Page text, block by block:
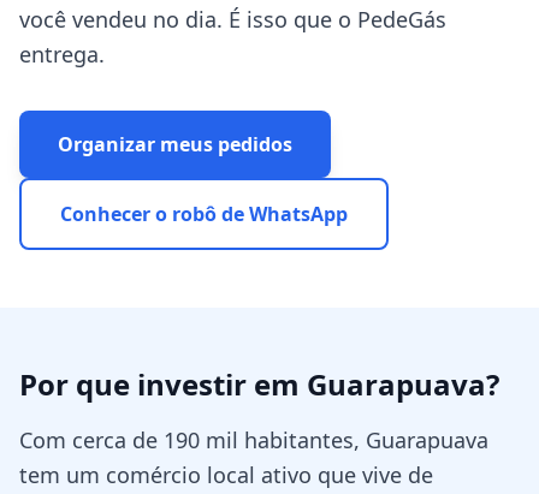
você vendeu no dia. É isso que o PedeGás
entrega.
Organizar meus pedidos
Conhecer o robô de WhatsApp
Por que investir em Guarapuava?
Com cerca de 190 mil habitantes, Guarapuava
tem um comércio local ativo que vive de